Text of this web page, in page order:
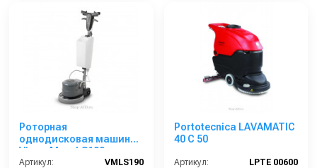
Роторная
однодисковая машина
VinnerMyer LS190
Артикул:
VMLS190
Portotecnica LAVAMATIC
40 C 50
Артикул:
LPTE 00600